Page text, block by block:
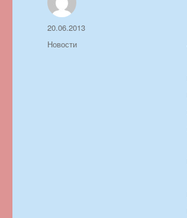
Автор
Опубликовано
20.06.2013
Рубрики
Новости